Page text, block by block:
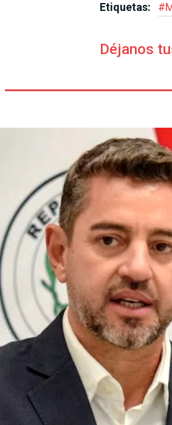
Etiquetas: #
Déjanos